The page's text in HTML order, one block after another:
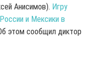
Анисимов). Игру
и Мексики в
этом сообщил диктор